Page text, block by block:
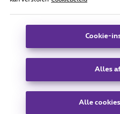
Deze website is gecreëerd en
Koning Albert II-laan 27 - B-1030
Carrier & Wholesale Solutions
Telindus
Cookie-
Alles
Alle